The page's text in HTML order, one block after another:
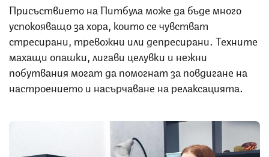
Присъствието на Питбула може да бъде много
успокояващо за хора, които се чувстват
стресирани, тревожни или депресирани. Техните
махащи опашки, лигави целувки и нежни
побутвания могат да помогнат за повдигане на
настроението и насърчаване на релаксацията.